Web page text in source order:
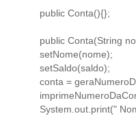
public Conta(){};
public Conta(String
setNome(nome);
setSaldo(saldo);
conta =
System.out.print("